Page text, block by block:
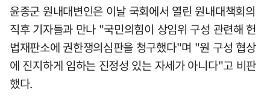
윤종군 원내대변인은 이날 국회에서 열린 원내대책회의
직후 기자들과 만나 "국민의힘이 상임위 구성 관련해 헌
법재판소에 권한쟁의심판을 청구했다"며 "원 구성 협상
에 진지하게 임하는 진정성 있는 자세가 아니다"고 비판
했다.